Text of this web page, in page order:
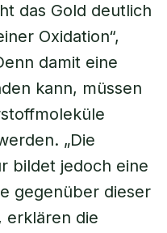
das Gold deutlich
Oxidation“,
damit eine
kann, müssen
„Die
bildet jedoch eine
gegenüber dieser
erklären die